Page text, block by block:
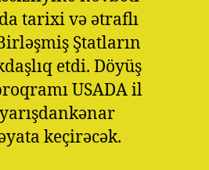
tarixi və ətraflı
Ştatların
etdi. Döyüş
USADA il
keçirəcək.